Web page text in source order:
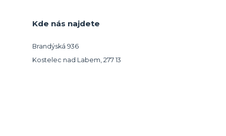
Kde nás najdete
Brandýská 936
Kostelec nad Labem, 277 13